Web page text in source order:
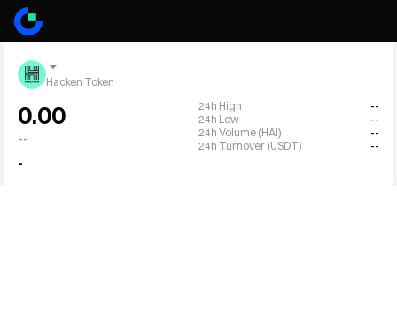
Hacken Token
0.00
--
-
24h High
--
24h Low
--
24h Volume (HAI)
--
24h Turnover (USDT)
--